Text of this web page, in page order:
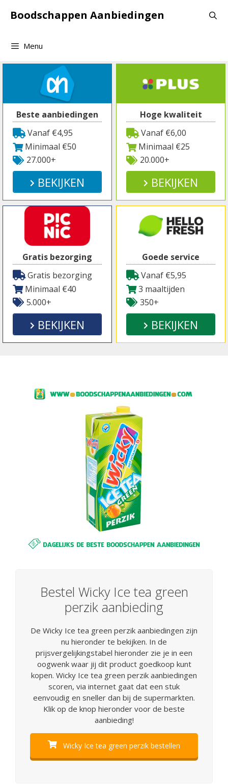
naarBoodschappen Aanbiedingen
Menu
Beste aanbiedingen
Vanaf €4,95
Minimaal €50
27.000+
BEKIJKEN
Hoge kwaliteit
Vanaf €6,00
Minimaal €25
20.000+
BEKIJKEN
Gratis bezorging
Gratis bezorging
Minimaal €40
5.000+
BEKIJKEN
Goede service
Vanaf €5,95
3 maaltijden
350+
BEKIJKEN
Bestel Wicky Ice tea green
perzik aanbieding
De Wicky Ice tea green perzik aanbiedingen zijn
nu hieronder te bekijken. In de
prijsvergelijkingstabel hieronder zie je in een
oogwenk waar jij dit product goedkoop kunt
kopen. Wicky Ice tea green perzik aanbiedingen
scoren, via internet gaat dat een stuk
eenvoudig en sneller dan bij de supermarkten.
Klik op de knop hieronder voor de beste
aanbieding!
Wicky Ice tea green perzik bestellen